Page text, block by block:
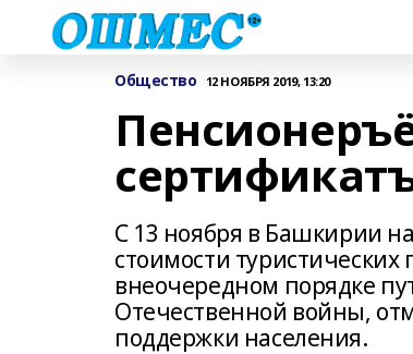
Общество 12 НОЯБРЯ 2019, 13:20
С 13 ноября в Башкирии
стоимости
внеочередном порядке
Отечественной войны,
поддержки населения.